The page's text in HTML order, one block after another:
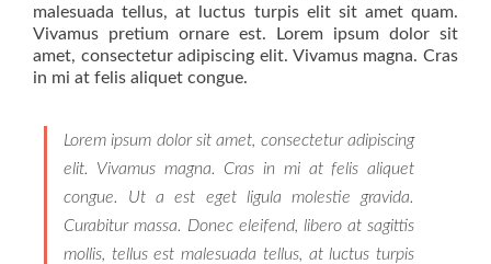
malesuada tellus, at luctus turpis elit sit amet quam.
Vivamus pretium ornare est. Lorem ipsum dolor sit
amet, consectetur adipiscing elit. Vivamus magna. Cras
in mi at felis aliquet congue.
Lorem ipsum dolor sit amet, consectetur adipiscing
elit. Vivamus magna. Cras in mi at felis aliquet
congue. Ut a est eget ligula molestie gravida.
Curabitur massa. Donec eleifend, libero at sagittis
mollis, tellus est malesuada tellus, at luctus turpis